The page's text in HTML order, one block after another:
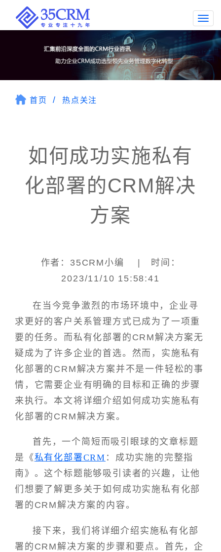
首页 热点关注
如何成功实施私有
化部署的CRM解决
方案
作者：35CRM小编 | 时间：
2023/11/10 15:58:41
在当今竞争激烈的市场环境中，企业寻
求更好的客户关系管理方式已成为了一项重
要的任务。而私有化部署的CRM解决方案无
疑成为了许多企业的首选。然而，实施私有
化部署的CRM解决方案并不是一件轻松的事
情，它需要企业有明确的目标和正确的步骤
来执行。本文将详细介绍如何成功实施私有
化部署的CRM解决方案。
首先，一个简短而吸引眼球的文章标题
是《私有化部署CRM ：成功实施的完整指
南》。这个标题能够吸引读者的兴趣，让他
们想要了解更多关于如何成功实施私有化部
署的CRM解决方案的内容。
接下来，我们将详细介绍实施私有化部
署的CRM解决方案的步骤和要点。首先，企